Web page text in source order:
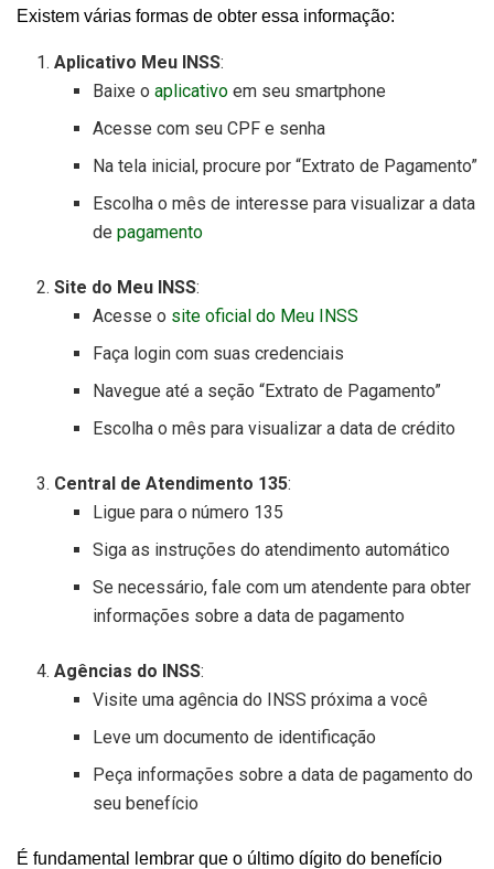
Existem várias formas de obter essa informação:
Aplicativo Meu INSS:
Baixe o aplicativoem seu smartphone
Acesse com seu CPF e senha
Na tela inicial, procure por “Extrato de Pagamento”
Escolha o mês de interesse para visualizar a data
de pagamento
Site do Meu INSS:
Acesse o site oficial do Meu INSS
Faça login com suas credenciais
Navegue até a seção “Extrato de Pagamento”
Escolha o mês para visualizar a data de crédito
Central de Atendimento 135:
Ligue para o número 135
Siga as instruções do atendimento automático
Se necessário, fale com um atendente para obter
informações sobre a data de pagamento
Agências do INSS:
Visite uma agência do INSS próxima a você
Leve um documento de identificação
Peça informações sobre a data de pagamento do
seu benefício
É fundamental lembrar que o último dígito do benefício